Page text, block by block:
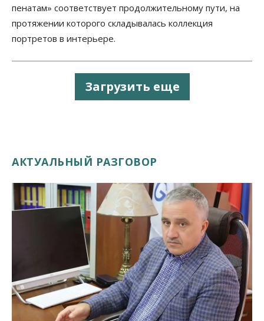
пенатам» соответствует продолжительному пути, на
протяжении которого складывалась коллекция
портретов в интерьере.
Загрузить еще
АКТУАЛЬНЫЙ РАЗГОВОР